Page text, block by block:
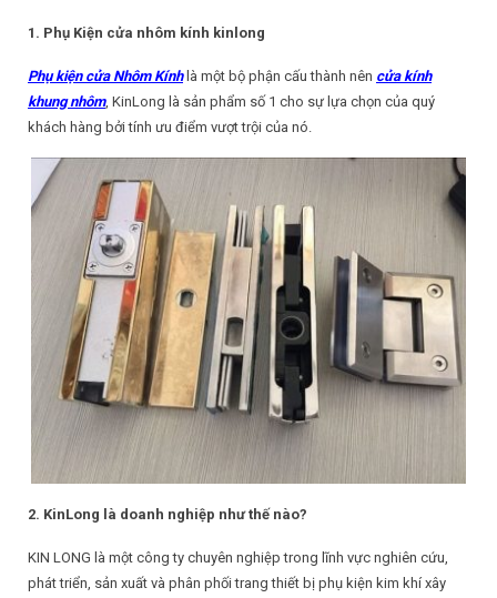
1. Phụ Kiện cửa nhôm kính kinlong
Phụ kiện cửa Nhôm Kính là một bộ phận cấu thành nên cửa kính
khung nhôm, KinLong là sản phẩm số 1 cho sự lựa chọn của quý
khách hàng bởi tính ưu điểm vượt trội của nó.
2. KinLong là doanh nghiệp như thế nào?
KIN LONG là một công ty chuyên nghiệp trong lĩnh vực nghiên cứu,
phát triển, sản xuất và phân phối trang thiết bị phụ kiện kim khí xây